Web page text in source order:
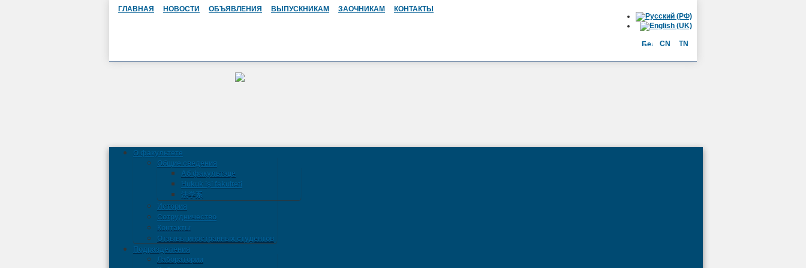
ГЛАВНАЯ НОВОСТИ ОБЪЯВЛЕНИЯ ВЫПУСКНИКАМ ЗАОЧНИКАМ КОНТАКТЫ
О факультете
Общие сведения
Аб факультэце
Hukuk işi fakulteti
法学系
История
Сотрудничество
Контакты
Отзывы иностранных студентов
Подразделения
Лаборатории